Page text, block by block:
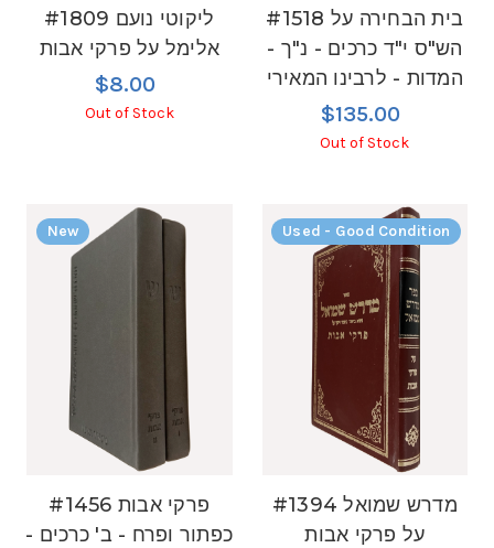
#1809 ליקוטי נועם
אלימל על פרקי אבות
$8.00
Out of Stock
#1518 בית הבחירה על
הש"ס י"ד כרכים - נ"ך -
המדות - לרבינו המאירי
$135.00
Out of Stock
New
#1456 פרקי אבות
כפתור ופרח - ב' כרכים -
Used - Good Condition
#1394 מדרש שמואל
על פרקי אבות